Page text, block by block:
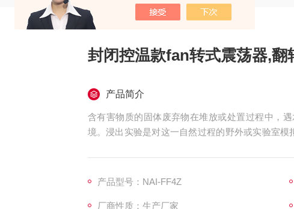
封闭控温款fan转式震荡器,翻
产品简介
含有害物质的固体废弃物在堆放或处置过程中，
境。浸出实验是对这一自然过程的野外或实验室
产品型号：NAI-FF4Z
厂商性质：生产厂家